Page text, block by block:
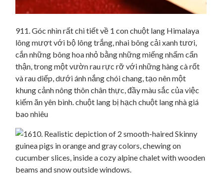
911. Góc nhìn rất chi tiết về 1 con chuột lang Himalaya
lông mượt với bộ lông trắng, nhai bông cải xanh tươi,
cắn những bông hoa nhỏ bằng những miếng nhấm cẩn
thận, trong một vườn rau rực rỡ với những hàng cà rốt
và rau diếp, dưới ánh nắng chói chang, tạo nên một
khung cảnh nông thôn chân thực, đầy màu sắc của việc
kiếm ăn yên bình. chuột lang bị hạch chuột lang nhà giá
bao nhiêu